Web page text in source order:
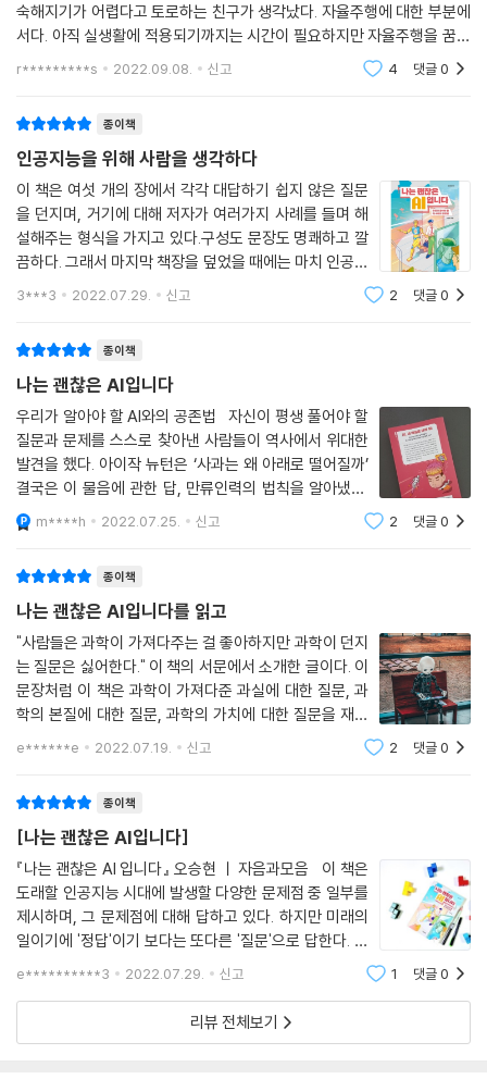
숙해지기가 어렵다고 토로하는 친구가 생각났다. 자율주행에 대한 부분에
서다. 아직 실생활에 적용되기까지는 시간이 필요하지만 자율주행을 꿈꾸
는 이가 많을 것이다. 이동하면서 운전이 아닌 업무나 휴식을 취할 수 있는
r*********s 2022.09.08. 신고 4 댓글0
종이책
인공지능을 위해 사람을 생각하다
이 책은 여섯 개의 장에서 각각 대답하기 쉽지 않은 질문
을 던지며, 거기에 대해 저자가 여러가지 사례를 들며 해
설해주는 형식을 가지고 있다.구성도 문장도 명쾌하고 깔
끔하다. 그래서 마지막 책장을 덮었을 때에는 마치 인공지
능의 현재와 미래에 대해 잘 정리된 개론 강의를 열심히
3***3 2022.07.29. 신고 2 댓글0
종이책
나는 괜찮은 AI입니다
우리가 알아야 할 AI와의 공존법 자신이 평생 풀어야 할
질문과 문제를 스스로 찾아낸 사람들이 역사에서 위대한
발견을 했다. 아이작 뉴턴은 ‘사과는 왜 아래로 떨어질까’
결국은 이 물음에 관한 답, 만류인력의 법칙을 알아냈다.
아인슈타인은 ‘빛의 속도로 달리면 빛은 어떻게 보일까’라
는 물음을 한 끝에 상대성 이론을 발견하게 됐다. 우리는
m****h 2022.07.25. 신고 2 댓글0
종이책
나는 괜찮은 AI입니다를 읽고
"사람들은 과학이 가져다주는 걸 좋아하지만 과학이 던지
는 질문은 싫어한다." 이 책의 서문에서 소개한 글이다. 이
문장처럼 이 책은 과학이 가져다준 과실에 대한 질문, 과
학의 본질에 대한 질문, 과학의 가치에 대한 질문을 재미
있게 던진다. 누구나 한 번쯤은 생각해 봤을 질문들을 찾
e******e 2022.07.19. 신고 2 댓글0
종이책
[나는 괜찮은 AI입니다]
『나는 괜찮은 AI 입니다』 오승현 ㅣ 자음과모음 이 책은
도래할 인공지능 시대에 발생할 다양한 문제점 중 일부를
제시하며, 그 문제점에 대해 답하고 있다. 하지만 미래의
일이기에 '정답'이기 보다는 또다른 '질문'으로 답한다. 결
국 우리에게 어떻게 준비해야 할지를 생각해 보라고 숙제
e**********3 2022.07.29. 신고 1 댓글0
리뷰 전체보기